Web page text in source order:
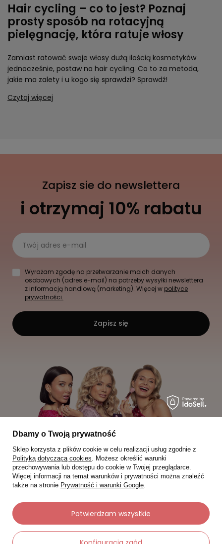
Hair cycling – co to jest? Poznaj
prosty sposób na rotacyjną
pielęgnację, która ratuje włosy
Zamiast ratować swoje włosy dużą ilością kosmetyków
jednocześnie, postaw na hair cycling. Co to za metoda,
jakie ma zalety i u kogo się sprawdzi? Sprawdź!
Czytaj więcej
Zapisz sie do newslettera
i otrzymaj 10% rabatu
Twój adres e-mail
Wyrażam zgodę na przetwarzanie moich danych
osobowych (adres e-mail) na potrzeby wysyłki newslettera
z informacją handlową (marketing). Więcej w polityce
prywatności.
Zapisz się
Moje zamówienia
Status zamówienia
Dbamy o Twoją prywatność
Sklep korzysta z plików cookie w celu realizacji usług zgodnie z
Polityką dotyczącą cookies. Możesz określić warunki
przechowywania lub dostępu do cookie w Twojej przeglądarce.
Więcej informacji na temat warunków i prywatności można znaleźć
także na stronie Prywatność i warunki Google.
Potwierdzam wszystkie